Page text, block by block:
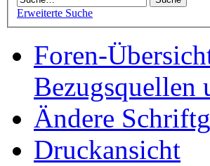
Erweiterte Suche
Foren-
Bezugsquellen
Ändere
Druckansicht